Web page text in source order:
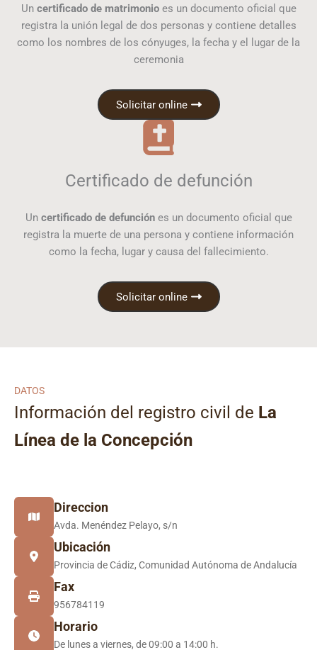
Un certificado de matrimonioes un documento oficial que
registra la unión legal de dos personas y contiene detalles
como los nombres de los cónyuges, la fecha y el lugar de la
ceremonia
Solicitar online
Certificado de defunción
Un certificado de defunciónes un documento oficial que
registra la muerte de una persona y contiene información
como la fecha, lugar y causa del fallecimiento.
Solicitar online
DATOS
Información del registro civil de La
Línea de la Concepción
Direccion
Avda. Menéndez Pelayo, s/n
Ubicación
Provincia de Cádiz, Comunidad Autónoma de Andalucía
Fax
956784119
Horario
De lunes a viernes, de 09:00 a 14:00 h.